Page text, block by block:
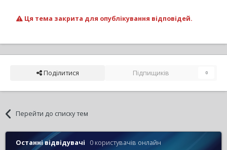
Ця тема закрита для опублікування відповідей.
Поділитися Підпищиків 0
Перейти до списку тем
Останні відвідувачі 0 користувачів онлайн